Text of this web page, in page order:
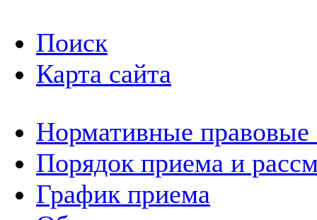
Поиск
Карта сайта
Нормативные правовые
Порядок приема и
График приема